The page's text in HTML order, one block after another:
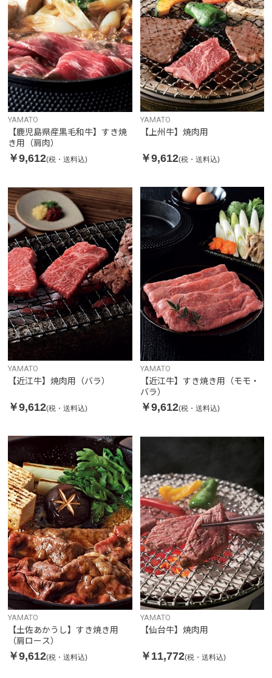
YAMATO
【鹿児島県産黒毛和牛】すき焼
き用（肩肉）
￥9,612(税・送料込)
YAMATO
【上州牛】焼肉用
￥9,612(税・送料込)
YAMATO
【近江牛】焼肉用（バラ）
￥9,612(税・送料込)
YAMATO
【近江牛】すき焼き用（モモ・
バラ）
￥9,612(税・送料込)
YAMATO
【土佐あかうし】すき焼き用
（肩ロース）
￥9,612(税・送料込)
YAMATO
【仙台牛】焼肉用
￥11,772(税・送料込)